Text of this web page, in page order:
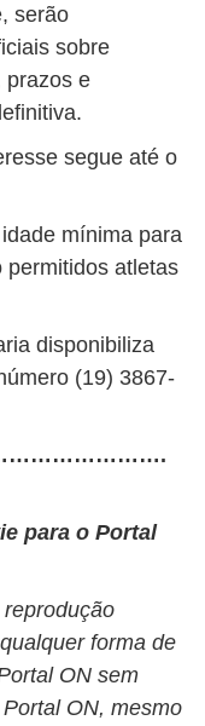
serão
sobre
prazos e
segue até o
mínima para
permitidos atletas
disponibiliza
(19) 3867-
para o Portal
forma de
ON sem
ON, mesmo